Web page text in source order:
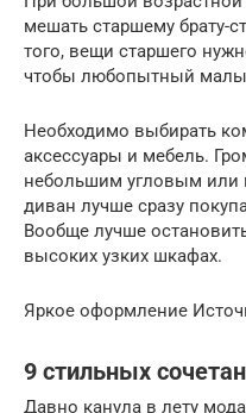
мешать старшему брату-
того, вещи старшего
чтобы любопытный
Необходимо выбирать
аксессуары и мебель.
небольшим угловым или
диван лучше сразу
Вообще лучше
высоких узких шкафах.
Яркое оформление
9 стильных
Давно канула в лету